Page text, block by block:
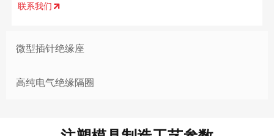
微型插针绝缘座
高纯电气绝缘隔圈
联系我们